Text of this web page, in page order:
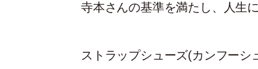
寺本さんの基準を満たし、人生
ストラップシューズ(カンフーシ